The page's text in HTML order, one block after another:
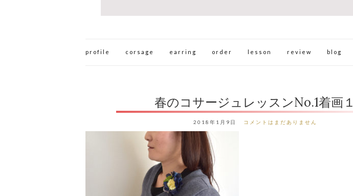
profile corsage earring order lesson review blog
春のコサージュレッスンNo.1着画１
2018年1月9日 コメントはまだありません